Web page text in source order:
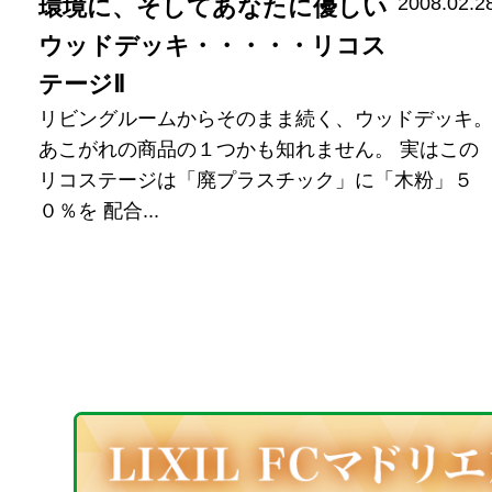
環境に、そしてあなたに優しい
ウッドデッキ・・・・・リコス
テージⅡ
リビングルームからそのまま続く、ウッドデッキ
あこがれの商品の１つかも知れません。 実はこの
リコステージは「廃プラスチック」に「木粉」５
０％を 配合...